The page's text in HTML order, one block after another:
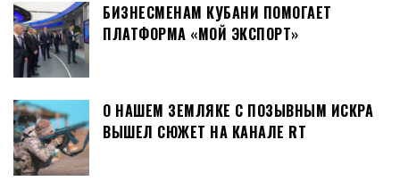
БИЗНЕСМЕНАМ КУБАНИ ПОМОГАЕТ
ПЛАТФОРМА «МОЙ ЭКСПОРТ»
О НАШЕМ ЗЕМЛЯКЕ С ПОЗЫВНЫМ ИСКРА
ВЫШЕЛ СЮЖЕТ НА КАНАЛЕ RT